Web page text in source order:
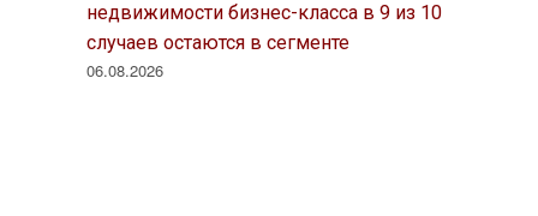
недвижимости бизнес-класса в 9 из 10
случаев остаются в сегменте
06.08.2026